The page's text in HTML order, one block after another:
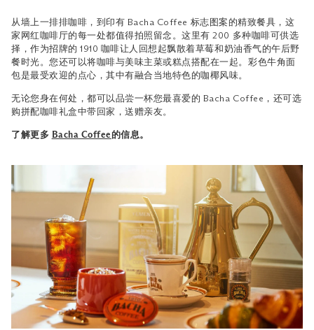
从墙上一排排咖啡，到印有 Bacha Coffee 标志图案的精致餐具，这
家网红咖啡厅的每一处都值得拍照留念。这里有 200 多种咖啡可供选
择，作为招牌的 1910 咖啡让人回想起飘散着草莓和奶油香气的午后野
餐时光。您还可以将咖啡与美味主菜或糕点搭配在一起。彩色牛角面
包是最受欢迎的点心，其中有融合当地特色的咖椰风味。
无论您身在何处，都可以品尝一杯您最喜爱的 Bacha Coffee，还可选
购拼配咖啡礼盒中带回家，送赠亲友。
了解更多 Bacha Coffee 的信息。